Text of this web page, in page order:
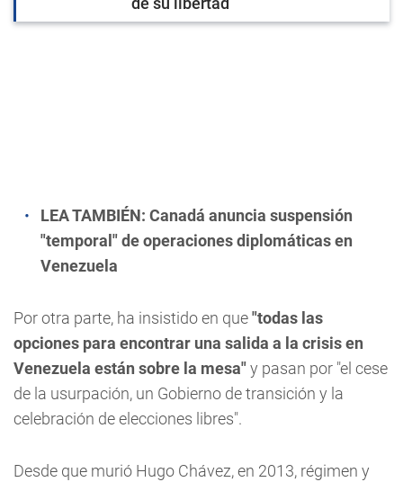
LEA TAMBIÉN: Canadá anuncia suspensión
"temporal" de operaciones diplomáticas en
Venezuela
Por otra parte, ha insistido en que"todas las
opciones para encontrar una salida a la crisis en
Venezuela están sobre la mesa"y pasan por "el cese
de la usurpación, un Gobierno de transición y la
celebración de elecciones libres".
Desde que murió Hugo Chávez, en 2013, régimen y